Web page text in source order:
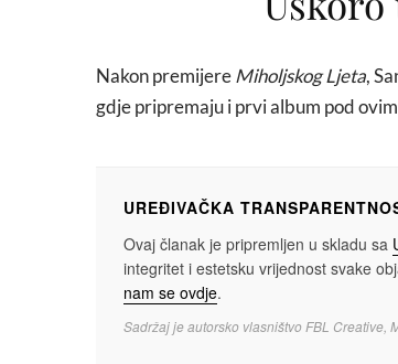
Nakon premijereMiholjskog Ljeta,
gdje pripremaju i prvi album pod
UREĐIVAČKA
Ovaj članak je pripremljen u skladu sa
integritet i estetsku vrijednost svake
nam se ovdje.
Sadržaj je autorsko vlasništvo FBL Creative,